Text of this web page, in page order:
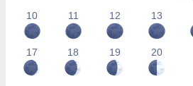
10 11 12 13
17 18 19 20